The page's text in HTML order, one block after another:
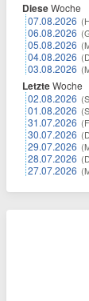
DieseWoche
07.08.2026
06.08.2026
05.08.2026
04.08.2026
03.08.2026
LetzteWoche
02.08.2026
01.08.2026
31.07.2026
30.07.2026
29.07.2026
28.07.2026
27.07.2026